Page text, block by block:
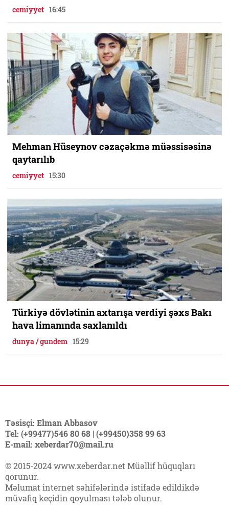
cemiyyet 16:45
Mehman Hüseynov cəzaçəkmə müəssisəsinə
qaytarılıb
cemiyyet 15:30
Türkiyə dövlətinin axtarışa verdiyi şəxs Bakı
hava limanında saxlanıldı
dunya / gundem 15:29
Təsisçi: Elman Abbasov
Tel: (+99477)546 80 68 | (+99450)358 99 63
E-mail: xeberdar70@mail.ru
© 2015-2024 www.xeberdar.net Müəllif hüquqları
qorunur.
Məlumat internet səhifələrində istifadə edildikdə
müvafiq keçidin qoyulması tələb olunur.